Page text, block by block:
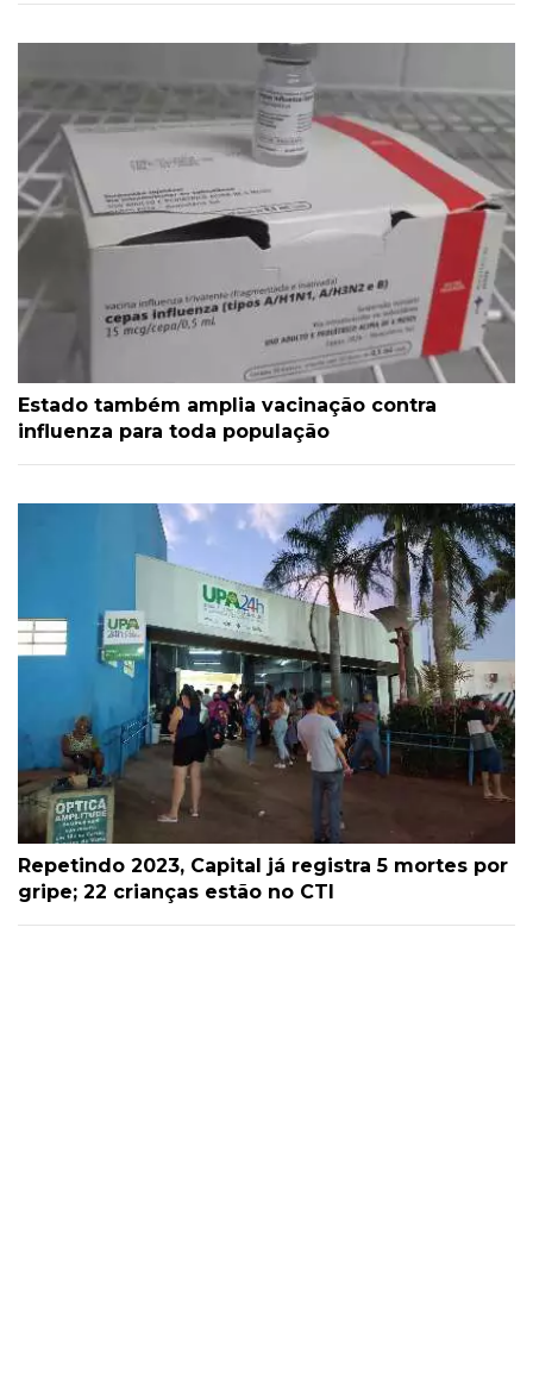
Estado também amplia vacinação contra
influenza para toda população
Repetindo 2023, Capital já registra 5 mortes por
gripe; 22 crianças estão no CTI